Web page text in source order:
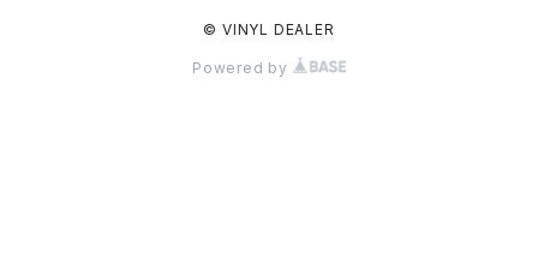
© VINYL DEALER
Powered by